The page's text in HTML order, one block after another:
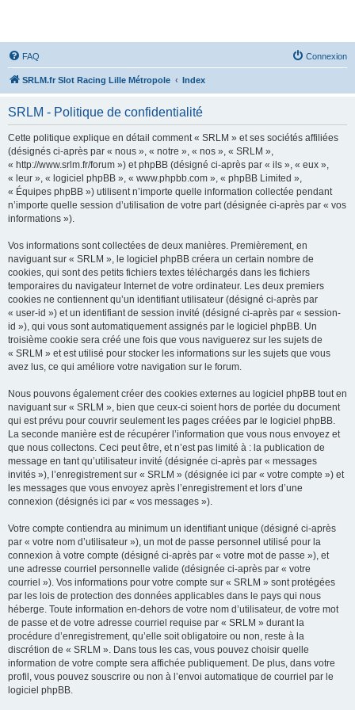
FAQ Connexion
SRLM.fr Slot Racing Lille Métropole Index
SRLM - Politique de confidentialité
Cette politique explique en détail comment « SRLM » et ses sociétés affiliées
(désignés ci-après par « nous », « notre », « nos », « SRLM »,
« http://www.srlm.fr/forum ») et phpBB (désigné ci-après par « ils », « eux »,
« leur », « logiciel phpBB », « www.phpbb.com », « phpBB Limited »,
« Équipes phpBB ») utilisent n’importe quelle information collectée pendant
n’importe quelle session d’utilisation de votre part (désignée ci-après par « vos
informations »).
Vos informations sont collectées de deux manières. Premièrement, en
naviguant sur « SRLM », le logiciel phpBB créera un certain nombre de
cookies, qui sont des petits fichiers textes téléchargés dans les fichiers
temporaires du navigateur Internet de votre ordinateur. Les deux premiers
cookies ne contiennent qu’un identifiant utilisateur (désigné ci-après par
« user-id ») et un identifiant de session invité (désigné ci-après par « session-
id »), qui vous sont automatiquement assignés par le logiciel phpBB. Un
troisième cookie sera créé une fois que vous naviguerez sur les sujets de
« SRLM » et est utilisé pour stocker les informations sur les sujets que vous
avez lus, ce qui améliore votre navigation sur le forum.
Nous pouvons également créer des cookies externes au logiciel phpBB tout en
naviguant sur « SRLM », bien que ceux-ci soient hors de portée du document
qui est prévu pour couvrir seulement les pages créées par le logiciel phpBB.
La seconde manière est de récupérer l’information que vous nous envoyez et
que nous collectons. Ceci peut être, et n’est pas limité à : la publication de
message en tant qu’utilisateur invité (désignée ci-après par « messages
invités »), l’enregistrement sur « SRLM » (désignée ici par « votre compte ») et
les messages que vous envoyez après l’enregistrement et lors d’une
connexion (désignés ici par « vos messages »).
Votre compte contiendra au minimum un identifiant unique (désigné ci-après
par « votre nom d’utilisateur »), un mot de passe personnel utilisé pour la
connexion à votre compte (désigné ci-après par « votre mot de passe »), et
une adresse courriel personnelle valide (désignée ci-après par « votre
courriel »). Vos informations pour votre compte sur « SRLM » sont protégées
par les lois de protection des données applicables dans le pays qui nous
héberge. Toute information en-dehors de votre nom d’utilisateur, de votre mot
de passe et de votre adresse courriel requise par « SRLM » durant la
procédure d’enregistrement, qu’elle soit obligatoire ou non, reste à la
discrétion de « SRLM ». Dans tous les cas, vous pouvez choisir quelle
information de votre compte sera affichée publiquement. De plus, dans votre
profil, vous pouvez souscrire ou non à l’envoi automatique de courriel par le
logiciel phpBB.